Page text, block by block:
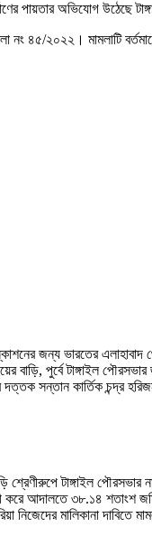
পায়তার অভিযোগ উঠেছে
নং ৪৫/২০২২। মামলাটি
জন্য ভারতের
পুর্বে টাঙ্গাইল
সন্তান কার্তিক চন্দ্র
টাঙ্গাইল
আদালতে ৩৮.১৪ শতাংশ জমি
মালিকানা দাবিতে